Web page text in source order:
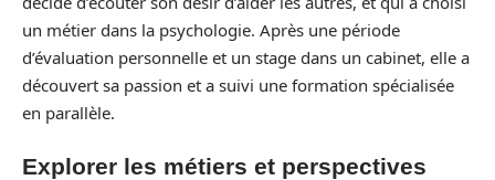
un métier dans la psychologie. Après une période
d’évaluation personnelle et un stage dans un cabinet, elle a
découvert sa passion et a suivi une formation spécialisée
en parallèle.
Explorer les métiers et perspectives